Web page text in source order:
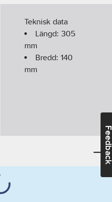
Teknisk data
Längd: 305
mm
Bredd: 140
mm